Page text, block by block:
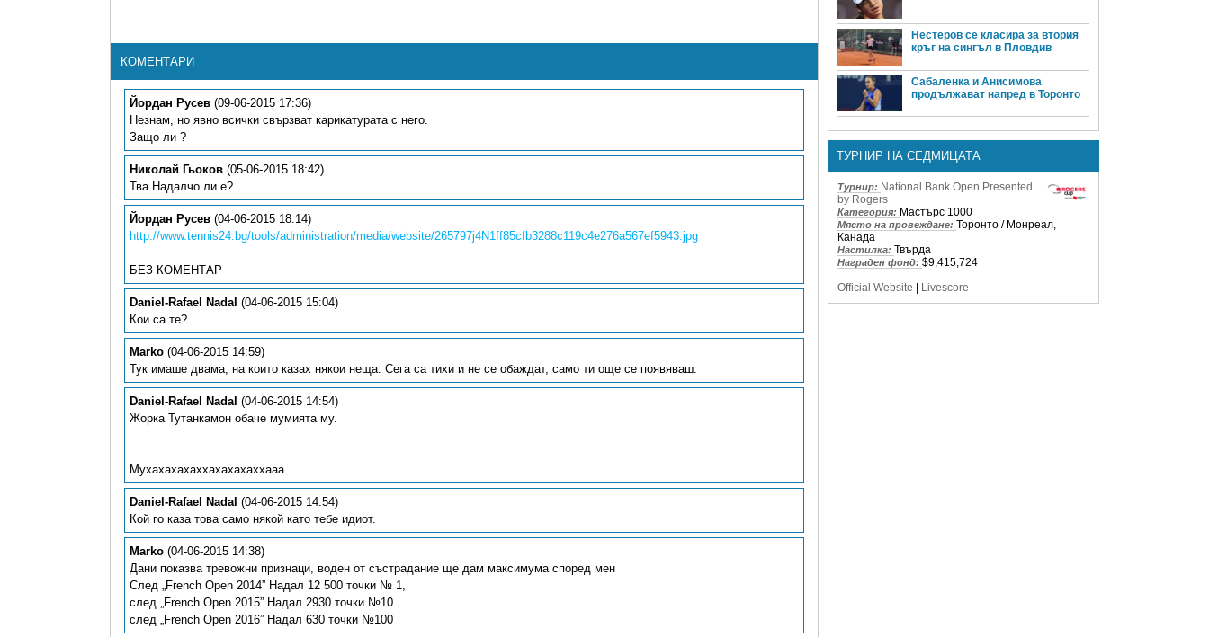
КОМЕНТАРИ
Йордан Русев (09-06-2015 17:36)
Незнам, но явно всички свързват карикатурата с него.
Защо ли ?
Николай Гьоков (05-06-2015 18:42)
Тва Надалчо ли е?
Йордан Русев (04-06-2015 18:14)
http://www.tennis24.bg/tools/administration/media/website/265797j4N1ff85cfb3288c119c4e276a567ef5943.jpg
БЕЗ КОМЕНТАР
Daniel-Rafael Nadal (04-06-2015 15:04)
Кои са те?
Marko (04-06-2015 14:59)
Тук имаше двама, на които казах някои неща. Сега са тихи и не се обаждат, само ти още се появяваш.
Daniel-Rafael Nadal (04-06-2015 14:54)
Жорка Тутанкамон обаче мумията му.
Мухахахахаххахахахаххааа
Daniel-Rafael Nadal (04-06-2015 14:54)
Кой го каза това само някой като тебе идиот.
Marko (04-06-2015 14:38)
Дани показва тревожни признаци, воден от състрадание ще дам максимума според мен
След „French Open 2014” Надал 12 500 точки № 1,
след „French Open 2015” Надал 2930 точки №10
след „French Open 2016” Надал 630 точки №100
Нестеров се класира за втория
кръг на сингъл в Пловдив
Сабаленка и Анисимова
продължават напред в Торонто
ТУРНИР НА СЕДМИЦАТА
Турнир: National Bank Open Presented
by Rogers
Категория: Мастърс 1000
Място на провеждане: Торонто / Монреал,
Канада
Настилка: Твърда
Награден фонд: $9,415,724
Official Website
Livescore